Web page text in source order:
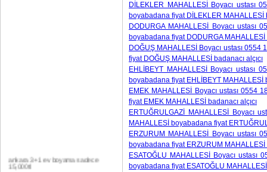
ERYAMAN BOYA BADANA FİLLİ BOYA
İLE BOYAMA 1500 TL
DİLEKLER MAHALLESİ Boyacı ustası
boyabadana fiyat DİLEKLER MAHALLESİ
DODURGA MAHALLESİ Boyacı ustası
boyabadana fiyat DODURGA MAHALLESİ
DOĞUŞ MAHALLESİ Boyacı ustası
fiyat DOĞUŞ MAHALLESİ badanacı alçıcı
EHLİBEYT MAHALLESİ Boyacı ustası
boyabadana fiyat EHLİBEYT MAHALLESİ
EMEK MAHALLESİ Boyacı ustası 0554
fiyat EMEK MAHALLESİ badanacı alçıcı
ERTUĞRULGAZİ MAHALLESİ Boyacı
MAHALLESİ boyabadana fiyat
ERZURUM MAHALLESİ Boyacı ustası
boyabadana fiyat ERZURUM MAHALLESİ
ESATOĞLU MAHALLESİ Boyacı
boyabadana fiyat ESATOĞLU MAHALLESİ